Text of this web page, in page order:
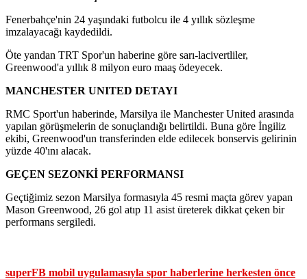
Fenerbahçe'nin 24 yaşındaki futbolcu ile 4 yıllık sözleşme
imzalayacağı kaydedildi.
Öte yandan TRT Spor'un haberine göre sarı-lacivertliler,
Greenwood'a yıllık 8 milyon euro maaş ödeyecek.
MANCHESTER UNITED DETAYI
RMC Sport'un haberinde, Marsilya ile Manchester United arasında
yapılan görüşmelerin de sonuçlandığı belirtildi. Buna göre İngiliz
ekibi, Greenwood'un transferinden elde edilecek bonservis gelirinin
yüzde 40'ını alacak.
GEÇEN SEZONKİ PERFORMANSI
Geçtiğimiz sezon Marsilya formasıyla 45 resmi maçta görev yapan
Mason Greenwood, 26 gol atıp 11 asist üreterek dikkat çeken bir
performans sergiledi.
superFB mobil uygulamasıyla spor haberlerine herkesten önce